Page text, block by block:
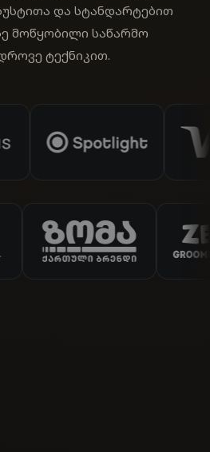
და სტანდარტებით
მოწყობილი საწარმო
ტექნიკით.